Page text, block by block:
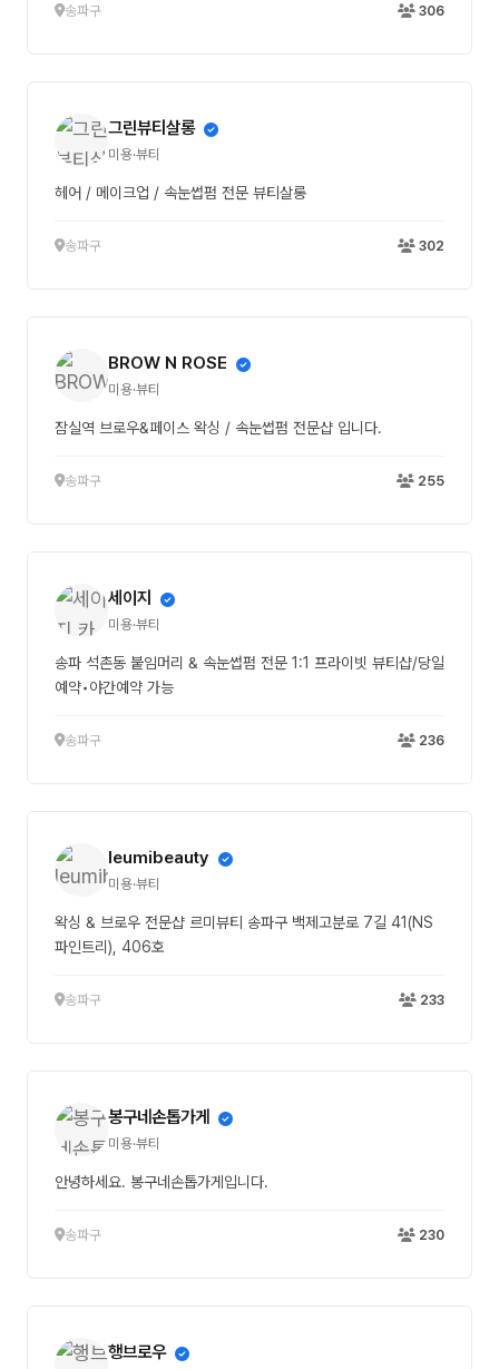
송파구 306
그린뷰티살롱
미용·뷰티
헤어 / 메이크업 / 속눈썹펌 전문 뷰티살롱
송파구 302
BROW N ROSE
미용·뷰티
잠실역 브로우&페이스 왁싱 / 속눈썹펌 전문샵 입니다.
송파구 255
세이지
미용·뷰티
송파 석촌동 붙임머리 & 속눈썹펌 전문 1:1 프라이빗 뷰티샵/당일
예약•야간예약 가능
송파구 236
leumibeauty
미용·뷰티
왁싱 & 브로우 전문샵 르미뷰티 송파구 백제고분로 7길 41(NS
파인트리), 406호
송파구 233
봉구네손톱가게
미용·뷰티
안녕하세요. 봉구네손톱가게입니다.
송파구 230
행브로우